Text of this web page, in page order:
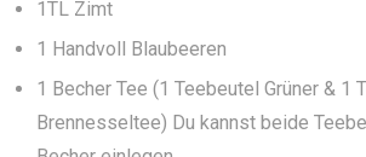
1TL Zimt
1 Handvoll Blaubeeren
1 Becher Tee (1 Teebeutel Grüner & 1
Brennesseltee) Du kannst beide